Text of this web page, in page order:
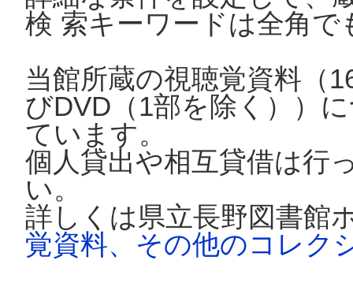
検 索キーワードは全角
当館所蔵の視聴覚資料（
びDVD（1部を除く））
ています。
個人貸出や相互貸借は行
い。
詳しくは県立長野図書館
覚資料、その他のコレク